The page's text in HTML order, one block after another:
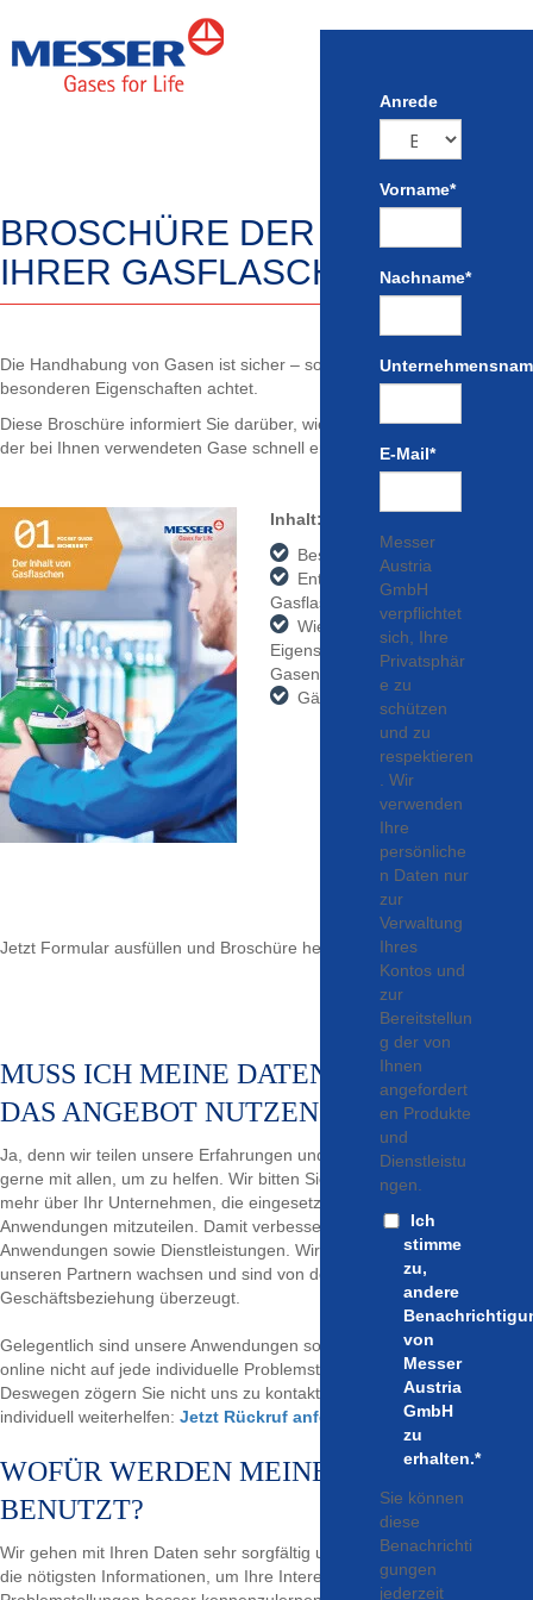
BROSCHÜRE DER INHALT
IHRER GASFLASCHEN
Die Handhabung von Gasen ist sicher – sofern man auf ihre
besonderen Eigenschaften achtet.
Diese Broschüre informiert Sie darüber, wie Sie Gefahren und Risiken
der bei Ihnen verwendeten Gase schnell erkennen.
Inhalt:
Bestellung von Gasflaschen
Entgegennahme von
Gasflaschen
Wie erkennen Sie die
Eigenschaften und Gefahren von
Gasen?
Gängige Gase
Jetzt Formular ausfüllen und Broschüre herunterladen!
MUSS ICH MEINE DATEN ANGEBEN, UM
DAS ANGEBOT NUTZEN ZU KÖNNEN?
Ja, denn wir teilen unsere Erfahrungen und unser Know-how sehr
gerne mit allen, um zu helfen. Wir bitten Sie nur, uns ein bisschen
mehr über Ihr Unternehmen, die eingesetzten Gase und
Anwendungen mitzuteilen. Damit verbessern wir unsere Produkte,
Anwendungen sowie Dienstleistungen. Wir möchten gemeinsam mit
unseren Partnern wachsen und sind von den Vorteilen einer langen
Geschäftsbeziehung überzeugt.
Gelegentlich sind unsere Anwendungen so umfangreich, dass wir
online nicht auf jede individuelle Problemstellung eingehen können.
Deswegen zögern Sie nicht uns zu kontaktieren, damit wir Ihnen
individuell weiterhelfen: Jetzt Rückruf anfordern!
WOFÜR WERDEN MEINE DATEN
BENUTZT?
Wir gehen mit Ihren Daten sehr sorgfältig um. Wir bitten Sie nur um
die nötigsten Informationen, um Ihre Interessen und
Anrede
Vorname*
Nachname*
E-Mail*
Messer
Austria
GmbH
verpflichtet
sich, Ihre
Privatsphär
e zu
schützen
und zu
respektieren
. Wir
verwenden
Ihre
persönliche
n Daten nur
zur
Verwaltung
Ihres
Kontos und
zur
Bereitstellun
g der von
Ihnen
angefordert
en Produkte
und
Dienstleistu
ngen.
Ich
stimme
zu,
andere
von
Messer
Austria
GmbH
zu
erhalten.*
Sie können
diese
Benachrichti
gungen
jederzeit